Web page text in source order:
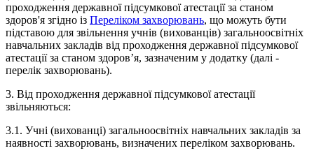
проходження державної підсумкової атестації за станом
здоров'я згідно із Переліком захворювань, що можуть бути
підставою для звільнення учнів (вихованців) загальноосвітніх
навчальних закладів від проходження державної підсумкової
атестації за станом здоров’я, зазначеним у додатку (далі -
перелік захворювань).
3. Від проходження державної підсумкової атестації
звільняються:
3.1. Учні (вихованці) загальноосвітніх навчальних закладів за
наявності захворювань, визначених переліком захворювань.